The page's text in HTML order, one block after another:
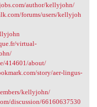
author/kellyjohn/
forums/users/kellyjoh
virtual-
414601/about/
story/aer-lingus-
kellyjohn/
discussion/66160637530